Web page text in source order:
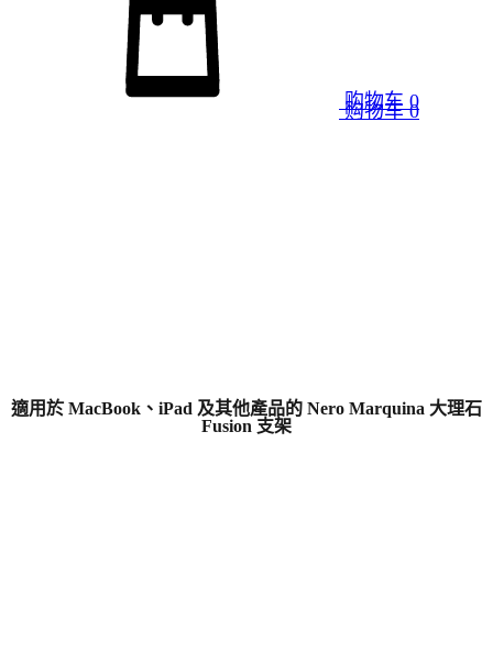
购物车 0
购物车 0
適用於 MacBook、iPad 及其他產品的 Nero Marquina 大理石
Fusion 支架